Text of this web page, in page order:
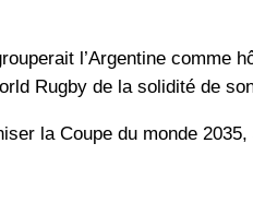
l’Argentine comme
Rugby de la solidité de
la Coupe du monde